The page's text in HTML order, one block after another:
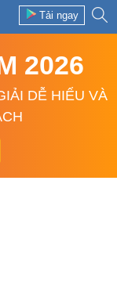
Tải ngay
2026
DỄ HIỂU VÀ